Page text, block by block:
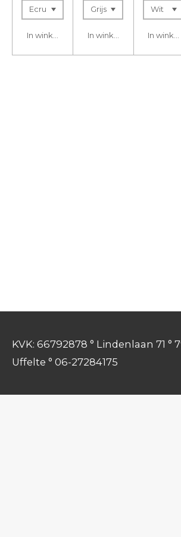
In winkelwagen In winkelwagen In
KVK: 66792878 ° Lindenlaan 71 °
Uffelte ° 06-27284175